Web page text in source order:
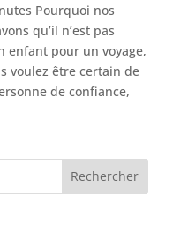
Pourquoi nos
qu’il n’est pas
enfant pour un voyage,
voulez être certain de
de confiance,